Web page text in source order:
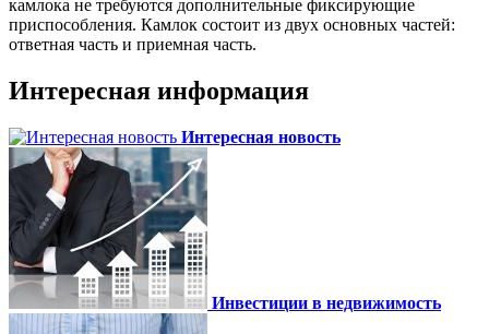
камлока не требуются дополнительные фиксирующие
приспособления. Камлок состоит из двух основных частей:
ответная часть и приемная часть.
Интересная информация
Интересная новость
Инвестиции в недвижимость